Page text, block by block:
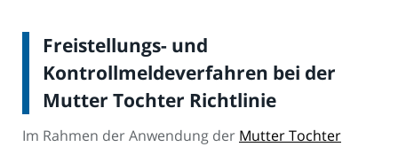
Freistellungs- und
Kontrollmeldeverfahren bei der
Mutter Tochter Richtlinie
Im Rahmen der Anwendung der Mutter Tochter